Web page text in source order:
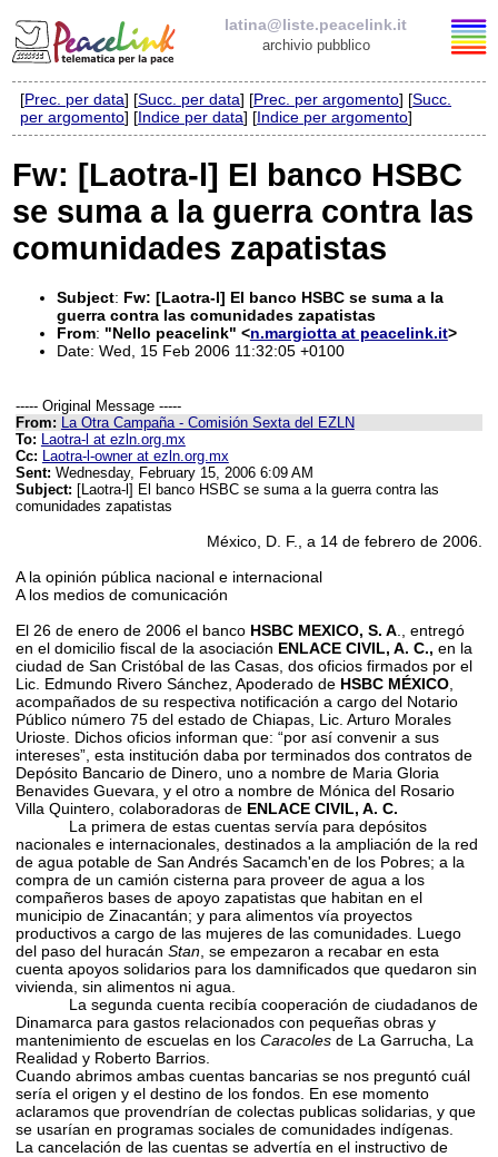
latina@liste.peacelink.it
archivio pubblico
Elenco delle liste
Policy delle liste di PeaceLink
Informativa sulla privacy
Richieste di rimozione
[Prec. per data] [Succ. per data] [Prec. per argomento] [Succ.
per argomento] [Indice per data] [Indice per argomento]
Fw: [Laotra-l] El banco HSBC
se suma a la guerra contra las
comunidades zapatistas
Subject: Fw: [Laotra-l] El banco HSBC se suma a la
guerra contra las comunidades zapatistas
From: "Nello peacelink" <n.margiotta at peacelink.it>
Date: Wed, 15 Feb 2006 11:32:05 +0100
----- Original Message -----
From: La Otra Campaña - Comisión Sexta del EZLN
To: Laotra-l at ezln.org.mx
Cc: Laotra-l-owner at ezln.org.mx
Sent: Wednesday, February 15, 2006 6:09 AM
Subject: [Laotra-l] El banco HSBC se suma a la guerra contra las
comunidades zapatistas
México, D. F., a 14 de febrero de 2006.
A la opinión pública nacional e internacional
A los medios de comunicación
El 26 de enero de 2006 el banco HSBC MEXICO, S. A., entregó
en el domicilio fiscal de la asociación ENLACE CIVIL, A. C., en la
ciudad de San Cristóbal de las Casas, dos oficios firmados por el
Lic. Edmundo Rivero Sánchez, Apoderado de HSBC MÉXICO,
acompañados de su respectiva notificación a cargo del Notario
Público número 75 del estado de Chiapas, Lic. Arturo Morales
Urioste. Dichos oficios informan que: “por así convenir a sus
intereses”, esta institución daba por terminados dos contratos de
Depósito Bancario de Dinero, uno a nombre de Maria Gloria
Benavides Guevara, y el otro a nombre de Mónica del Rosario
Villa Quintero, colaboradoras de ENLACE CIVIL, A. C.
La primera de estas cuentas servía para depósitos
nacionales e internacionales, destinados a la ampliación de la red
de agua potable de San Andrés Sacamch'en de los Pobres; a la
compra de un camión cisterna para proveer de agua a los
compañeros bases de apoyo zapatistas que habitan en el
municipio de Zinacantán; y para alimentos vía proyectos
productivos a cargo de las mujeres de las comunidades. Luego
del paso del huracán Stan, se empezaron a recabar en esta
cuenta apoyos solidarios para los damnificados que quedaron sin
vivienda, sin alimentos ni agua.
La segunda cuenta recibía cooperación de ciudadanos de
Dinamarca para gastos relacionados con pequeñas obras y
mantenimiento de escuelas en los Caracolesde La Garrucha, La
Realidad y Roberto Barrios.
Cuando abrimos ambas cuentas bancarias se nos preguntó cuál
sería el origen y el destino de los fondos. En ese momento
aclaramos que provendrían de colectas publicas solidarias, y que
se usarían en programas sociales de comunidades indígenas.
La cancelación de las cuentas ­se advertía en el instructivo de